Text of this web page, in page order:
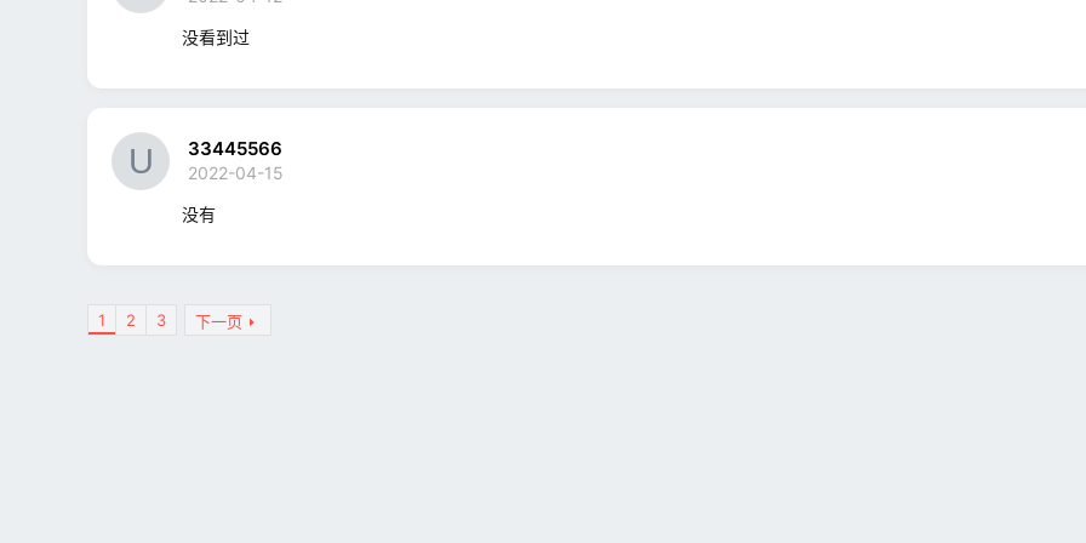
没看到过
33445566
2022-04-15
没有
1 2 3 下一页